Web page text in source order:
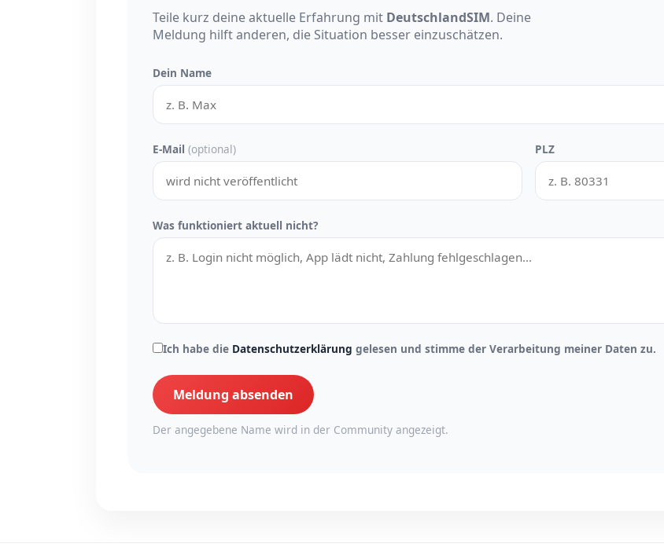
Teile kurz deine aktuelle Erfahrung mit DeutschlandSIM. Deine
Meldung hilft anderen, die Situation besser einzuschätzen.
Dein Name
E-Mail (optional) PLZ
Was funktioniert aktuell nicht?
Ich habe die Datenschutzerklärung gelesen und stimme der Verarbeitung meiner Daten zu.
Meldung absenden
Der angegebene Name wird in der Community angezeigt.